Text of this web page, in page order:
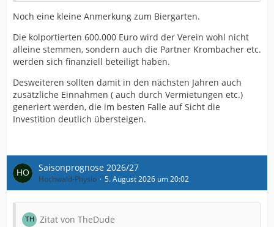
Noch eine kleine Anmerkung zum Biergarten.
Die kolportierten 600.000 Euro wird der Verein wohl nicht
alleine stemmen, sondern auch die Partner Krombacher etc.
werden sich finanziell beteiligt haben.
Desweiteren sollten damit in den nächsten Jahren auch
zusätzliche Einnahmen ( auch durch Vermietungen etc.)
generiert werden, die im besten Falle auf Sicht die
Investition deutlich übersteigen.
Saisonprognose 2026/27
Hochwald-Physio 5. August 2026 um 20:02
Zitat von TheDude